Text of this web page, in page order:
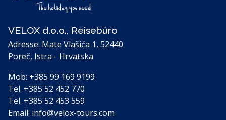
VELOX d.o.o., Reisebüro
Adresse: Mate Vlašića 1, 52440
Poreč, Istra - Hrvatska
Mob: +385 99 169 9199
Tel. +385 52 452 770
Tel. +385 52 453 559
Email: info@velox-tours.com